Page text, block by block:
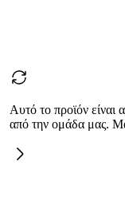
Αυτό το προϊόν είναι
από την ομάδα μας.